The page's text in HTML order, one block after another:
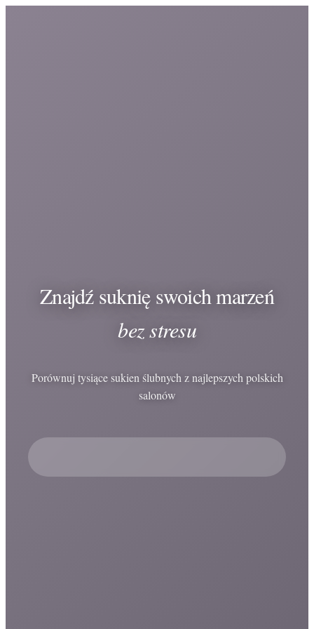
Znajdź suknię swoich marzeń
bez stresu
Porównuj tysiące sukien ślubnych z najlepszych polskich
salonów